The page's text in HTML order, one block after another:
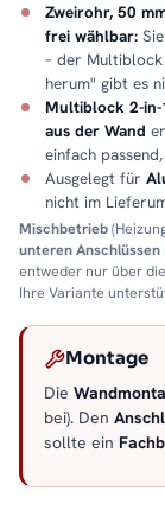
Zweirohr, 50
frei wählbar:
– der
herum" gibt es
Multiblock 2-
aus der Wand
einfach
Ausgelegt für
nicht im
Mischbetrieb
unteren Anschlüssen
entweder nur über
Ihre Variante
Montage
Die
bei). Den
sollte ein